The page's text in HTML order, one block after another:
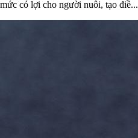
mức có lợi cho người nuôi, tạo điề...